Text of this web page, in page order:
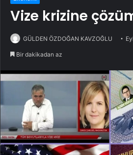
Vize krizine
GÜLDEN ÖZDOĞAN KAVZOĞLU
Bir dakikadan az